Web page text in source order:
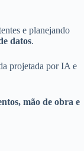
e planejando
datos.
projetada por IA e
mão de obra e